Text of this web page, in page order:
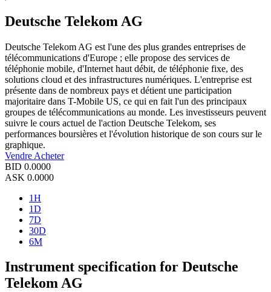
Deutsche Telekom AG
Deutsche Telekom AG est l'une des plus grandes entreprises de
télécommunications d'Europe ; elle propose des services de
téléphonie mobile, d'Internet haut débit, de téléphonie fixe, des
solutions cloud et des infrastructures numériques. L'entreprise est
présente dans de nombreux pays et détient une participation
majoritaire dans T-Mobile US, ce qui en fait l'un des principaux
groupes de télécommunications au monde. Les investisseurs peuvent
suivre le cours actuel de l'action Deutsche Telekom, ses
performances boursières et l'évolution historique de son cours sur le
graphique.
Vendre Acheter
BID 0.0000
ASK 0.0000
1H
1D
7D
30D
6M
Instrument specification for Deutsche
Telekom AG